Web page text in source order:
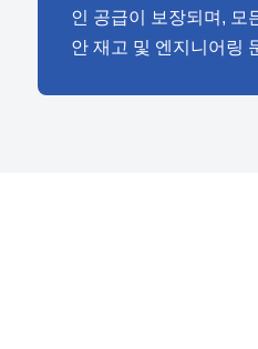
인 공급이 보장되며, 모
안 재고 및 엔지니어링